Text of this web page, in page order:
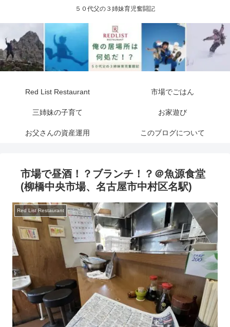
５０代父の３姉妹育児奮闘記
Red List Restaurant 市場でごはん
三姉妹の子育て お家遊び
お父さんの資産運用 このブログについて
市場で昼酒！？ブランチ！？＠魚源食堂
(柳橋中央市場、名古屋市中村区名駅)
Red List Restaurant